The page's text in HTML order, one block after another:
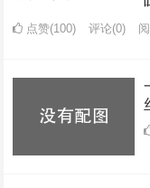
点赞(100) 评论(0)